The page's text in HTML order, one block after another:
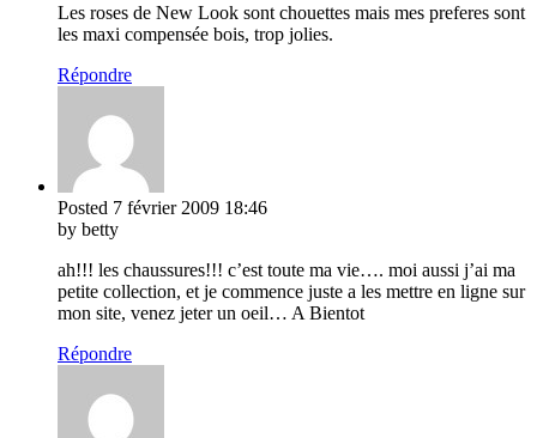
Les roses de New Look sont chouettes mais mes preferes sont
les maxi compensée bois, trop jolies.
Répondre
Posted 7 février 2009 18:46
by betty
ah!!! les chaussures!!! c’est toute ma vie…. moi aussi j’ai ma
petite collection, et je commence juste a les mettre en ligne sur
mon site, venez jeter un oeil… A Bientot
Répondre